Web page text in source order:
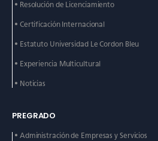
• Resolución de Licenciamiento
• Certificación Internacional
• Estatuto Universidad LeCordon Bleu
• Experiencia Multicultural
• Noticias
PREGRADO
• Administración de Empresas y Servicios